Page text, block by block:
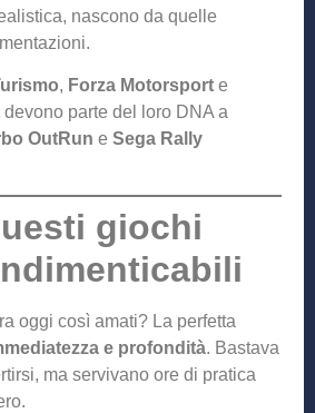
nascono da quelle
, Forza Motorsport e
devono parte del loro DNA a
OutRun e Sega Rally
giochi
oggi così amati? La perfetta
e profondità. Bastava
ma servivano ore di pratica